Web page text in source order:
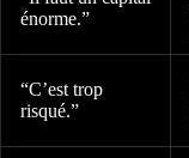
énorme.”
“C’est trop
risqué.”